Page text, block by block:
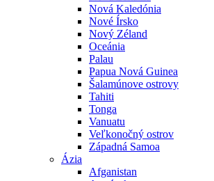
Nová Kaledónia
Nové Írsko
Nový Zéland
Oceánia
Palau
Papua Nová Guinea
Šalamúnove ostrovy
Tahiti
Tonga
Vanuatu
Veľkonočný ostrov
Západná Samoa
Ázia
Afganistan